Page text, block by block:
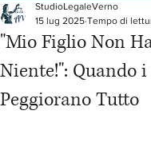
"Mio Figlio Non
Niente!": Quando
Peggiorano Tutto
StudioLegaleVerno
15 lug 2025 Tempo di